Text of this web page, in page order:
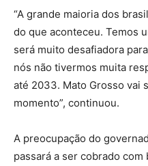
“A grande maioria dos
do que aconteceu. Temos
será muito desafiadora
nós não tivermos muita
até 2033. Mato Grosso vai
momento”, continuou.
A preocupação do
passará a ser cobrado